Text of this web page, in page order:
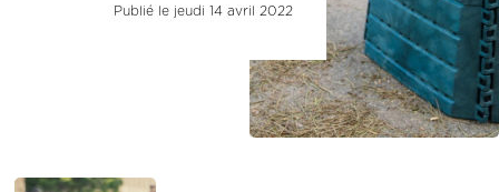
Publié le jeudi 14 avril 2022